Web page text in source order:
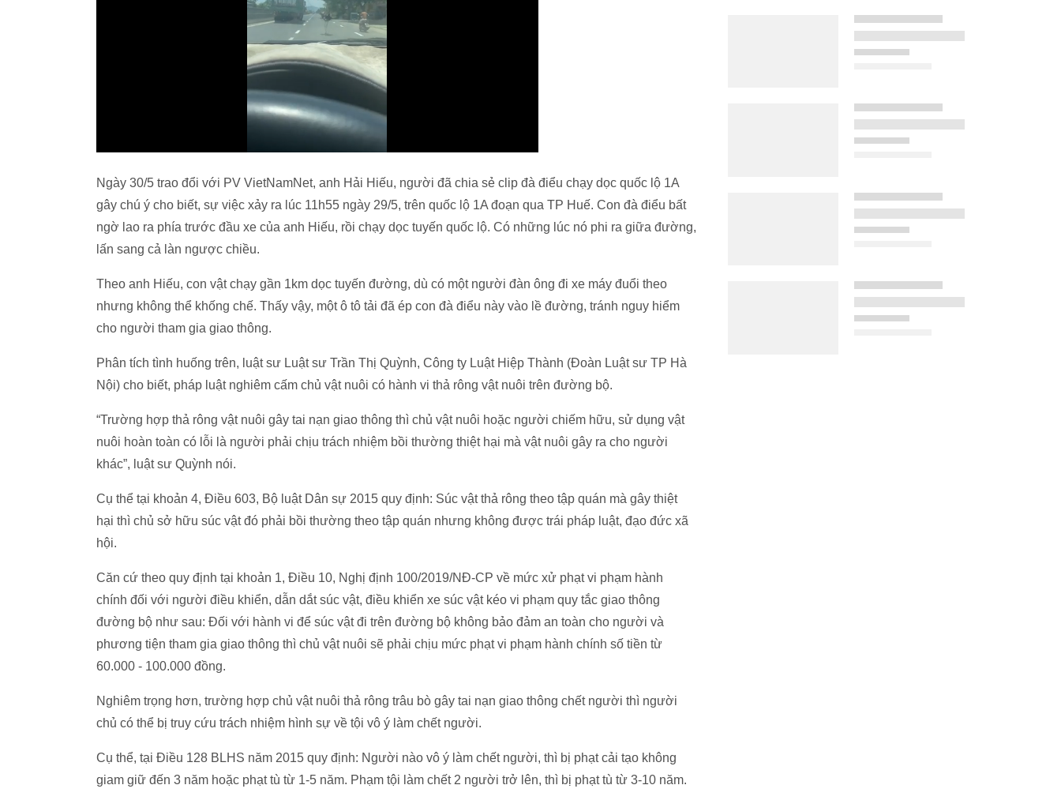
Ngày 30/5 trao đổi với PV VietNamNet, anh Hải Hiếu, người đã chia sẻ clip đà điểu chạy dọc quốc lộ 1A
gây chú ý cho biết, sự việc xảy ra lúc 11h55 ngày 29/5, trên quốc lộ 1A đoạn qua TP Huế. Con đà điểu bất
ngờ lao ra phía trước đầu xe của anh Hiếu, rồi chạy dọc tuyến quốc lộ. Có những lúc nó phi ra giữa đường,
lấn sang cả làn ngược chiều.
Theo anh Hiếu, con vật chạy gần 1km dọc tuyến đường, dù có một người đàn ông đi xe máy đuổi theo
nhưng không thể khống chế. Thấy vậy, một ô tô tải đã ép con đà điểu này vào lề đường, tránh nguy hiểm
cho người tham gia giao thông.
Phân tích tình huống trên, luật sư Luật sư Trần Thị Quỳnh, Công ty Luật Hiệp Thành (Đoàn Luật sư TP Hà
Nội) cho biết, pháp luật nghiêm cấm chủ vật nuôi có hành vi thả rông vật nuôi trên đường bộ.
“Trường hợp thả rông vật nuôi gây tai nạn giao thông thì chủ vật nuôi hoặc người chiếm hữu, sử dụng vật
nuôi hoàn toàn có lỗi là người phải chịu trách nhiệm bồi thường thiệt hại mà vật nuôi gây ra cho người
khác”, luật sư Quỳnh nói.
Cụ thể tại khoản 4, Điều 603, Bộ luật Dân sự 2015 quy định: Súc vật thả rông theo tập quán mà gây thiệt
hại thì chủ sở hữu súc vật đó phải bồi thường theo tập quán nhưng không được trái pháp luật, đạo đức xã
hội.
Căn cứ theo quy định tại khoản 1, Điều 10, Nghị định 100/2019/NĐ-CP về mức xử phạt vi phạm hành
chính đối với người điều khiển, dẫn dắt súc vật, điều khiển xe súc vật kéo vi phạm quy tắc giao thông
đường bộ như sau: Đối với hành vi để súc vật đi trên đường bộ không bảo đảm an toàn cho người và
phương tiện tham gia giao thông thì chủ vật nuôi sẽ phải chịu mức phạt vi phạm hành chính số tiền từ
60.000 - 100.000 đồng.
Nghiêm trọng hơn, trường hợp chủ vật nuôi thả rông trâu bò gây tai nạn giao thông chết người thì người
chủ có thể bị truy cứu trách nhiệm hình sự về tội vô ý làm chết người.
Cụ thể, tại Điều 128 BLHS năm 2015 quy định: Người nào vô ý làm chết người, thì bị phạt cải tạo không
giam giữ đến 3 năm hoặc phạt tù từ 1-5 năm. Phạm tội làm chết 2 người trở lên, thì bị phạt tù từ 3-10 năm.